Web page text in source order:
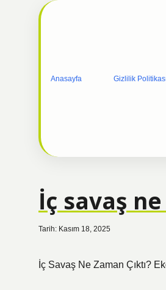
Anasayfa Gizlilik
İç savaş
Tarih: Kasım 18, 2025
İç Savaş Ne Zaman Çıktı?